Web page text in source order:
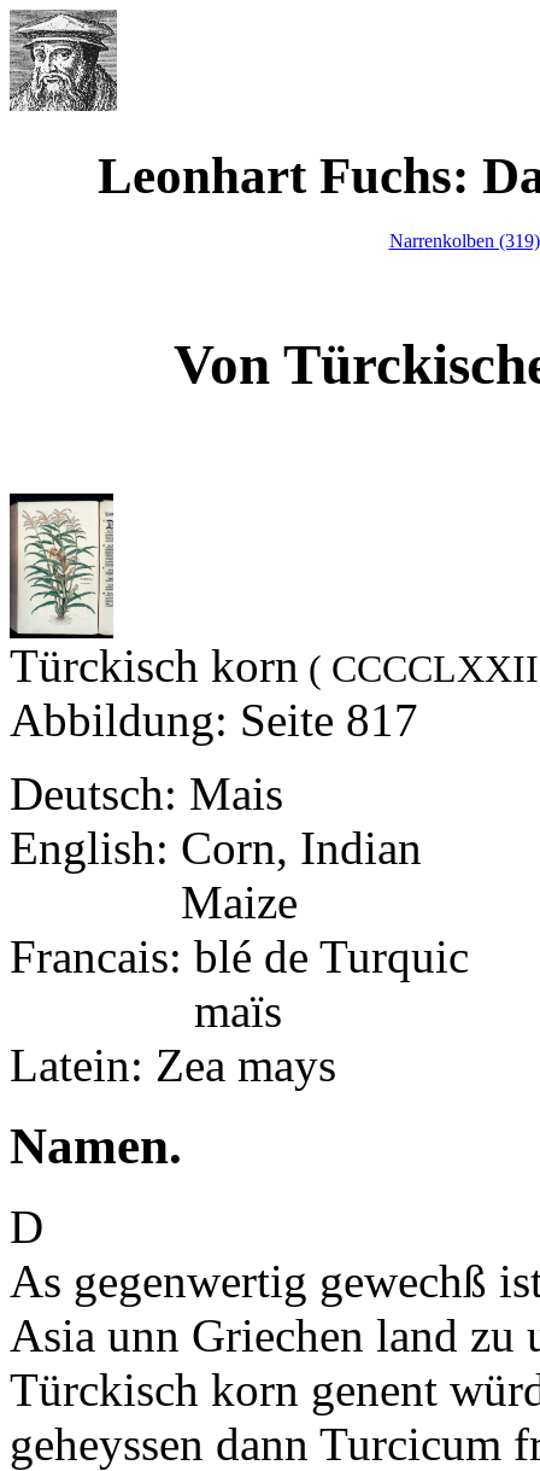
Leonhart Fuchs:
Narrenkolben
Von
Türckisch korn (
Abbildung: Seite 817
Deutsch: Mais
English: Corn, Indian
Maize
Francais: blé de Turquic
maïs
Latein: Zea mays
Namen.
D
As gegenwertig gewechß
Asia unn Griechen land zu
Türckisch korn genent
geheyssen dann Turcicum